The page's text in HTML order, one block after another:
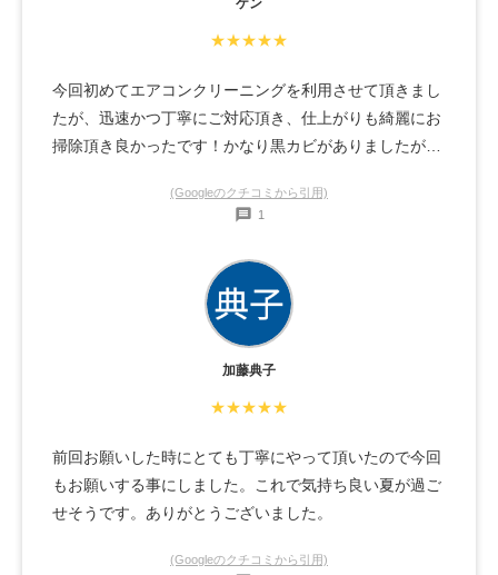
ケン
★★★★★
今回初めてエアコンクリーニングを利用させて頂きまし
たが、迅速かつ丁寧にご対応頂き、仕上がりも綺麗にお
掃除頂き良かったです！かなり黒カビがありましたが、
(Googleのクチコミから引用)
1
加藤典子
★★★★★
前回お願いした時にとても丁寧にやって頂いたので今回
もお願いする事にしました。これで気持ち良い夏が過ご
せそうです。ありがとうございました。
(Googleのクチコミから引用)